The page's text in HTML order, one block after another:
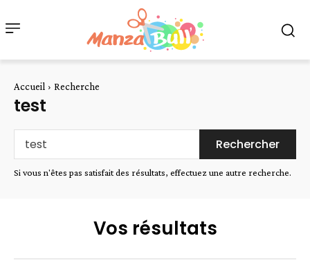
Accueil Recherche
test
Rechercher
Si vous n'êtes pas satisfait des résultats, effectuez une autre recherche.
Vos résultats